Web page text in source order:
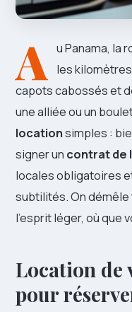
A u Panama, la
les
capots cabossés et
une alliée ou un
locationsimples :
signer un contrat de
locales obligatoires
subtilités. On démêle
l’esprit léger, où que
Location de
pour